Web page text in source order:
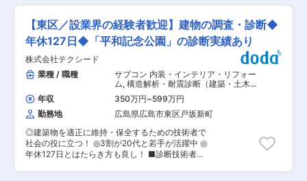
構造計算を事業として行っている企業は日本でも
数社しかなく、希少性が高い職種のため貴重な経
験を積むことができます。今までの経験を活かし
て新たなキャリアを築いていくことが可能です。
・会社名の「フォービル」は、アルファベットで
は「for Build」と書き、 「建物のために」という
意味です。私達は、建物を「作る」ことによって
社会貢献を目指します。建物の為に、建物のこと
を考え、建物に尽くすことによって皆様方のお役
に立てるように頑張ってまいります。
理・資料整理とりまとめ・総合解析などをお任せ
します。 ■業務詳細： ・道路・橋梁・港湾施
設・河川管理施設・砂防施設の設計に関する地質
調査・地盤解析業務 ・軟弱地盤解析、斜面・宅地
の安定解析、対策設計 ・土工構造物点検（堤防、
法面、盛土、擁壁など） ■働く環境： 【（1）長
期的に働き続けられる環境】「働きがいを感じな
がら、能力を100％発揮し成果をあげる」ことが
できるよう、多様な働き方の推進・定着を強化。
【（2）在宅勤務可（週に2〜3回程度）】在宅勤
務、サテライトオフィスの他に、移動時間の有効
活用を目的として、モバイルワークを活用してい
ます。 【（3）時差出勤制度】オフィスへの出
社、テレワークを問わず、時差出勤制度を取り入
れています。社員は、始業時刻を5:00〜11:00の
間で選択できます。 【（4）ワークライフバラン
【東区／設業界の経験者歓迎】建物の調査・診断◆
年休127日◆「平和記念公園」の診断実績あり
株式会社テクシード
業種 / 職種
サブコン 内装・インテリア・リフォー
ム, 構造解析・耐震診断（建築・土木）
内装設計・インテリア
年収 350万円~599万円
勤務地
広島県広島市東区戸坂新町
◎建築物を適正に維持・保全するための技術者で
社会の役に立つ！ ◎3割が20代と若手が活躍中 ◎
年休127日とはたらき方も良し！ ■診断技術者と